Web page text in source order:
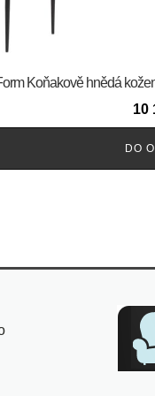
Koňakově hnědá
10
DO